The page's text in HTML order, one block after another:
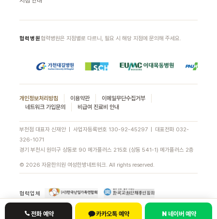
협력병원협력병원은 지점별로 다르니, 필요 시 해당 지점에 문의해 주세요.
개인정보처리방침 이용약관
이메일무단수집거부
네트워크 가입문의
비급여 진료비 안내
부천점 대표자 신재안 | 사업자등록번호 130-92-45297 | 대표전화 032-
326-1071
경기 부천시 원미구 상동로 90 메가플러스 215호 (상동 541-1) 메가플러스 2층
© 2026 자윤한의원 여성한방네트워크. All rights reserved.
협력업체
전화 예약 카카오톡 예약 네이버 예약